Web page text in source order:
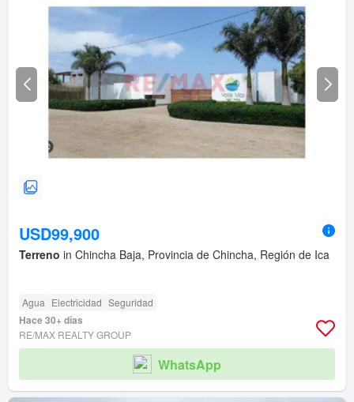
USD99,900
Terreno in Chincha Baja, Provincia de Chincha, Región de Ica
Agua Electricidad Seguridad
Hace 30+ días
RE/MAX REALTY GROUP
WhatsApp